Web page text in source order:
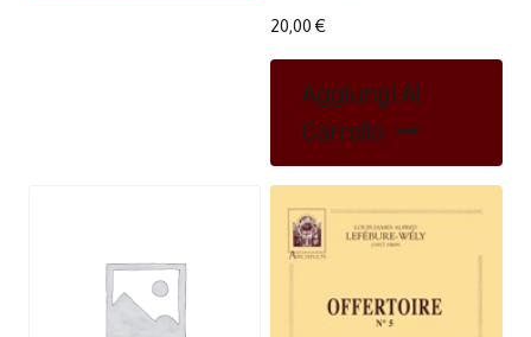
20,00 €
Aggiungi Al
Carrello